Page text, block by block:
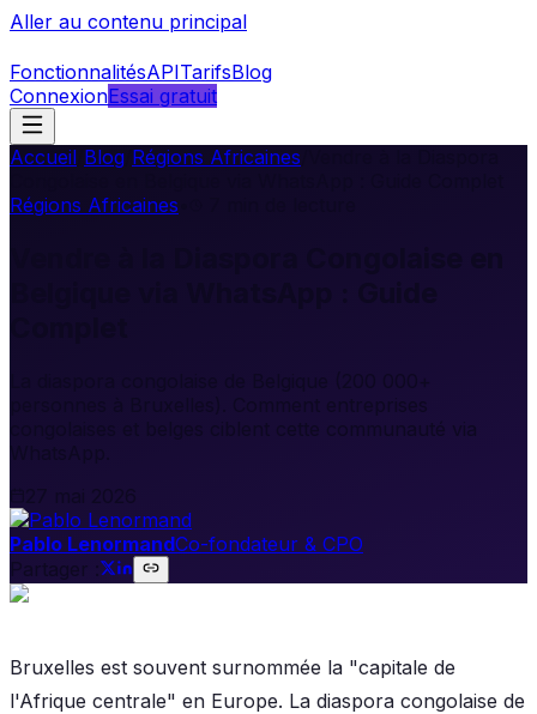
Aller au contenu principal
FonctionnalitésAPITarifsBlog
ConnexionEssai gratuit
Accueil Blog Régions Africaines
Régions Africaines
congolaises et belges ciblent cette communauté via
Pablo LenormandCo-fondateur & CPO
Partager :
Bruxelles est souvent surnommée la "capitale de
l'Afrique centrale" en Europe. La diaspora congolaise de